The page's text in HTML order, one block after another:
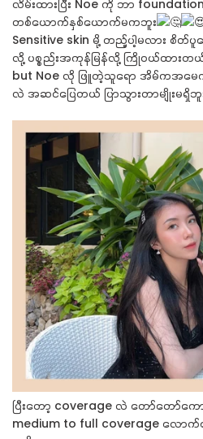
လိမ်းထားပြီး Noe ကို ဘာ
တစ်ယောက်နှစ်ယောက်မကဘူး
Sensitive skin မို့ တည့်ပါ့မလား
လို့ ပစ္စည်းအကုန်မြန်လို့ ကြိုဝယ်ထားတ
but Noe လို ဖြူတဲ့သူရော အိမ်ကအမ
လဲ အဆင်ပြေတယ် ပြာသွားတာမျိုးမရှိဘူ
ပြီးတော့ coverage လဲ တော်တော်
medium to full coverage လော